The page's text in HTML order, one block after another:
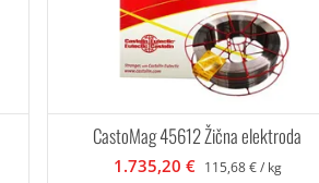
CastoMag 45612 Žična elektroda
1.735,20 € 115,68 € / kg